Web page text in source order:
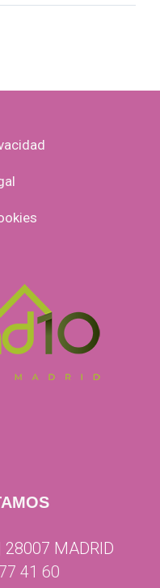
Cinco
coworking
MADRID
41 60